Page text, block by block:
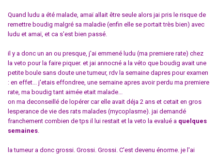
Quand ludu a été malade, amaï allait être seule alors jai pris le risque de
remettre boudig malgré sa maladie (enfin elle se portait très bien) avec
ludu et amaï, et ca s'est bien passé.
il y a donc un an ou presque, j'ai emmené ludu (ma premiere rate) chez
la veto pour la faire piquer. et jai annocné a la véto que boudig avait une
petite boule sans doute une tumeur, rdv la semaine dapres pour examen
: en effet... j'etais effondree, une semaine apres avoir perdu ma premiere
rate, ma boudig tant aimée etait malade...
on ma deconseillé de lopérer car elle avait déja 2 ans et cetait en gros
lesperance de vie des rats malades (mycoplasme). jai demandé
franchement combien de tps il lui restait et la veto la evalué a quelques
semaines
la tumeur a donc grossi. Grossi. Grossi. C'est devenu énorme. je l'ai